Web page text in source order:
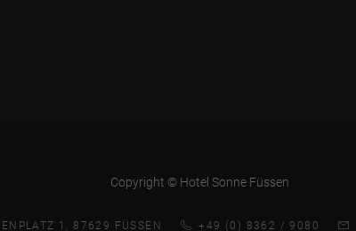
Copyright © Hotel Sonne Füssen
1, 87629 FÜSSEN +49 (0) 8362 / 9080